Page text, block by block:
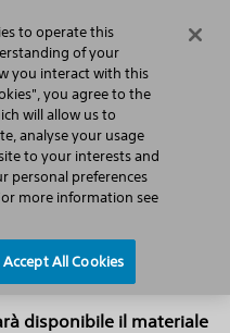
Search Menu
Press Releases
approccio per
in Europa
ci auguriamo di
interattiva sull’asma
i massimi esperti
disponibile il materiale
to operate this
of your
you interact with this
you agree to the
will allow us to
analyse your usage
to your interests and
personal preferences
more information see
Accept All Cookies